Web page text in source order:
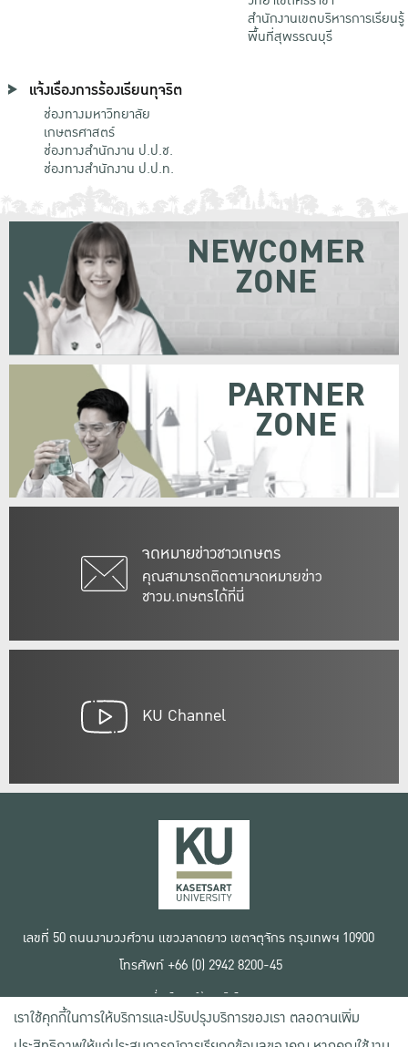
สำนักงานเขตบริหารการเรียนรู้
พื้นที่สุพรรณบุรี
แจ้งเรื่องการร้องเรียนทุจริต
ช่องทางมหาวิทยาลัย
เกษตรศาสตร์
ช่องทางสำนักงาน ป.ป.ช.
ช่องทางสำนักงาน ป.ป.ท.
จดหมายข่าวชาวเกษตร
คุณสามารถติดตามจดหมายข่าว
ชาวม.เกษตรได้ที่นี่
NEWCOMER
ZONE
PARTNER
ZONE
KU Channel
เลขที่ 50 ถนนงามวงศ์วาน แขวงลาดยาว เขตจตุจักร กรุงเทพฯ 10900
โทรศัพท์ +66 (0) 2942 8200-45
เงื่อนไขการใช้งานเว็บไซต์
ข้อตกลงด้านสิทธิ์ใช้งาน
นโยบายความเป็นส่วนตัว
เราใช้คุกกี้ในการให้บริการและปรับปรุงบริการของเรา ตลอดจนเพิ่ม